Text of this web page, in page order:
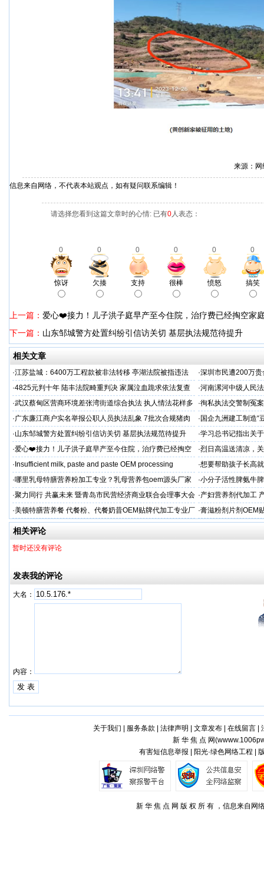
来源：
信息来自网络，不代表本站观点，如有疑问联系编辑！
请选择您看到这篇文章时的心情: 已有0人表态：
0 0 0 0 0 0
惊讶 欠揍 支持 很棒 愤怒 搞笑
上一篇： 爱心❤️接力！儿子洪子庭早产至今住院，治疗费已经掏空家
下一篇： 山东邹城警方处置纠纷引信访关切 基层执法规范待提升
相关文章
·江苏盐城：6400万工程款被非法转移 亭湖法院被指违法
后拒不纠错
·深圳市民遭200万
呼吁督办纠偏
·4825元判十年 陆丰法院畸重判决 家属泣血跪求依法复查 ·河南漯河中级人民
·武汉蔡甸区营商环境差张湾街道综合执法 执人情法花样多
沦为恶意竞争的工具
·徇私执法交警制冤
控还我清白
·广东廉江商户实名举报公职人员执法乱象 7批次合规猪肉
遭违法查扣 市场垄断与利益输送疑云重重
· 国企九洲建工制造“
空文
·山东邹城警方处置纠纷引信访关切 基层执法规范待提升 ·学习总书记指出关
·爱心❤️接力！儿子洪子庭早产至今住院，治疗费已经掏空
家庭，恳请好心人帮助！
·烈日高温送清凉，
· Insufficient milk, paste and paste OEM processing ·想要帮助孩子长高
工厂？
·哪里乳母特膳营养粉加工专业？乳母营养包oem源头厂家 ·小分子活性脾氨牛
格
·聚力同行 共赢未来 暨青岛市民营经济商业联合会理事大会 ·产妇营养剂代加工
厂
·美顿特膳营养餐 代餐粉、代餐奶昔OEM贴牌代加工专业厂
家
·膏滋粉剂片剂OEM
相关评论
暂时还没有评论
发表我的评论
大名：
内容：
关于我们 服务条款 法律声明 文章发布| 在线留言|
新 华 焦 点 网(
有害短信息举报 | 阳光·绿色网络工程 |
新 华 焦 点 网 版 权 所 有 ，信息来自网